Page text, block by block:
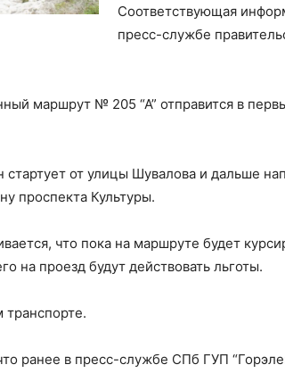
Соответствующая
пресс-службе
маршрут № 205 “А” отправится в
от улицы Шувалова и дальше
проспекта Культуры.
что пока на маршруте будет
на проезд будут действовать льготы.
ранее в пресс-службе СПб ГУП